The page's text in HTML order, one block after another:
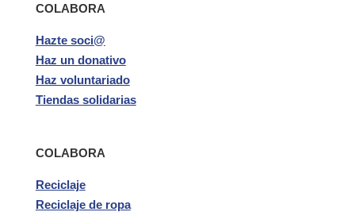
COLABORA
Hazte soci@
Haz un donativo
Haz voluntariado
Tiendas solidarias
COLABORA
Reciclaje
Reciclaje de ropa